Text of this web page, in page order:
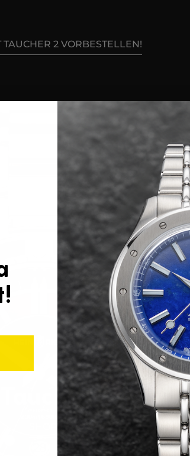
TAUCHER 2 VORBESTELLEN!
Taucher 2
SHOP NOW